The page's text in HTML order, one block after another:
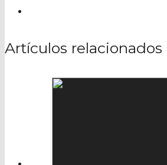
Artículos relacionados